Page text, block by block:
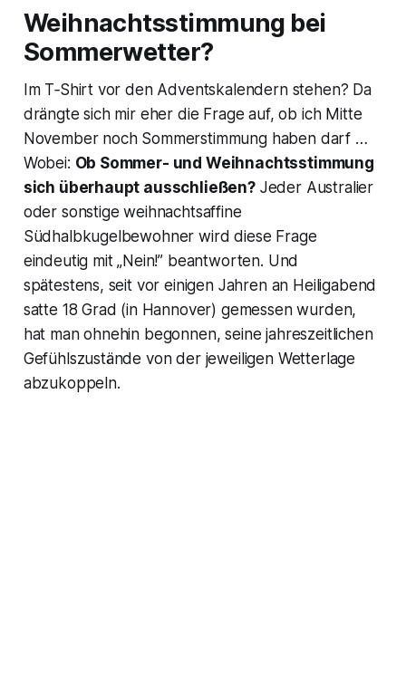
Weihnachtsstimmung bei
Sommerwetter?
Im T‑Shirt vor den Adventskalendern stehen? Da
drängte sich mir eher die Frage auf, ob ich Mitte
November noch Sommerstimmung haben darf …
Wobei: Ob Sommer- und Weihnachtsstimmung
sich überhaupt ausschließen?Jeder Australier
oder sonstige weihnachtsaffine
Südhalbkugelbewohner wird diese Frage
eindeutig mit „Nein!” beantworten. Und
spätestens, seit vor einigen Jahren an Heiligabend
satte 18 Grad (in Hannover) gemessen wurden,
hat man ohnehin begonnen, seine jahreszeitlichen
Gefühlszustände von der jeweiligen Wetterlage
abzukoppeln.